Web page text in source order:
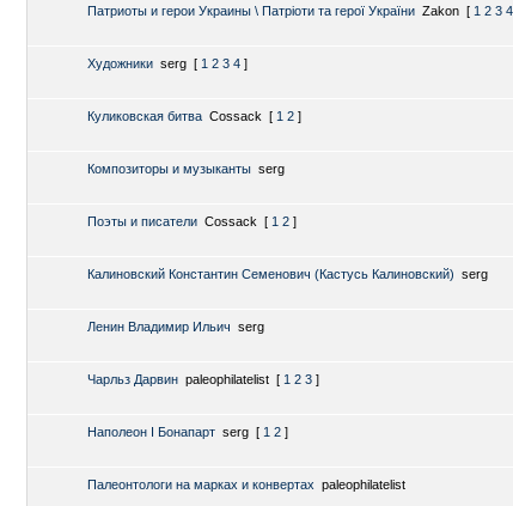
Патриоты и герои Украины \ Патріоти та герої України Zakon [ 1 2 3 4
Художники serg [ 1 2 3 4 ]
Куликовская битва Cossack [ 1 2 ]
Композиторы и музыканты serg
Поэты и писатели Cossack [ 1 2 ]
Калиновский Константин Семенович (Кастусь Калиновский) serg
Ленин Владимир Ильич serg
Чарльз Дарвин paleophilatelist [ 1 2 3 ]
Наполеон I Бонапарт serg [ 1 2 ]
Палеонтологи на марках и конвертах paleophilatelist